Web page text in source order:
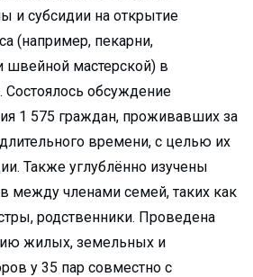
и субсидии на открытие
(например, пекарни,
швейной мастерской) в
обсуждение
1 575 граждан, проживавших за
времени, с целью их
Также углублённо изучены
между членами семей, таких как
родственники. Проведена
жилых, земельных и
у 35 пар совместно с